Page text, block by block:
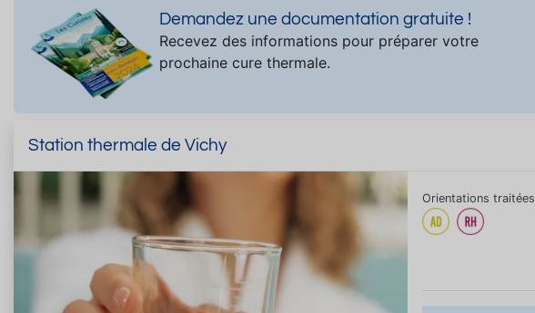
Demandez une documentation gratuite !
Recevez des informations pour préparer votre
prochaine cure thermale.
Station thermale de Vichy
Orientations traitées